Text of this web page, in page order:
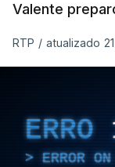
Valente
RTP / atualizado
ERRO
ERROR